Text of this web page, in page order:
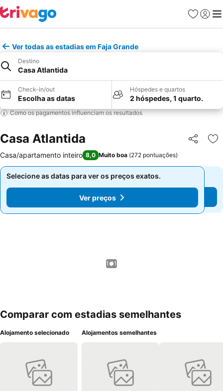
Favoritos
Iniciar
Ver todas as estadias em Faja Grande
Destino
Casa Atlantida
Check-in/out
Escolha as datas
Hóspedes e quartos
2 hóspedes, 1 quarto.
Como os pagamentos influenciam os resultados
Casa Atlantida Partilhar
Casa/apartamento inteiro 8,0 Muito boa (272 pontuações)
Selecione as datas para ver os preços exatos.
Ver preços
Selecione as datas para ver os preços exatos.
Ver preços
1 / 1
Comparar com estadias semelhantes
Alojamento selecionado Alojamentos semelhantes